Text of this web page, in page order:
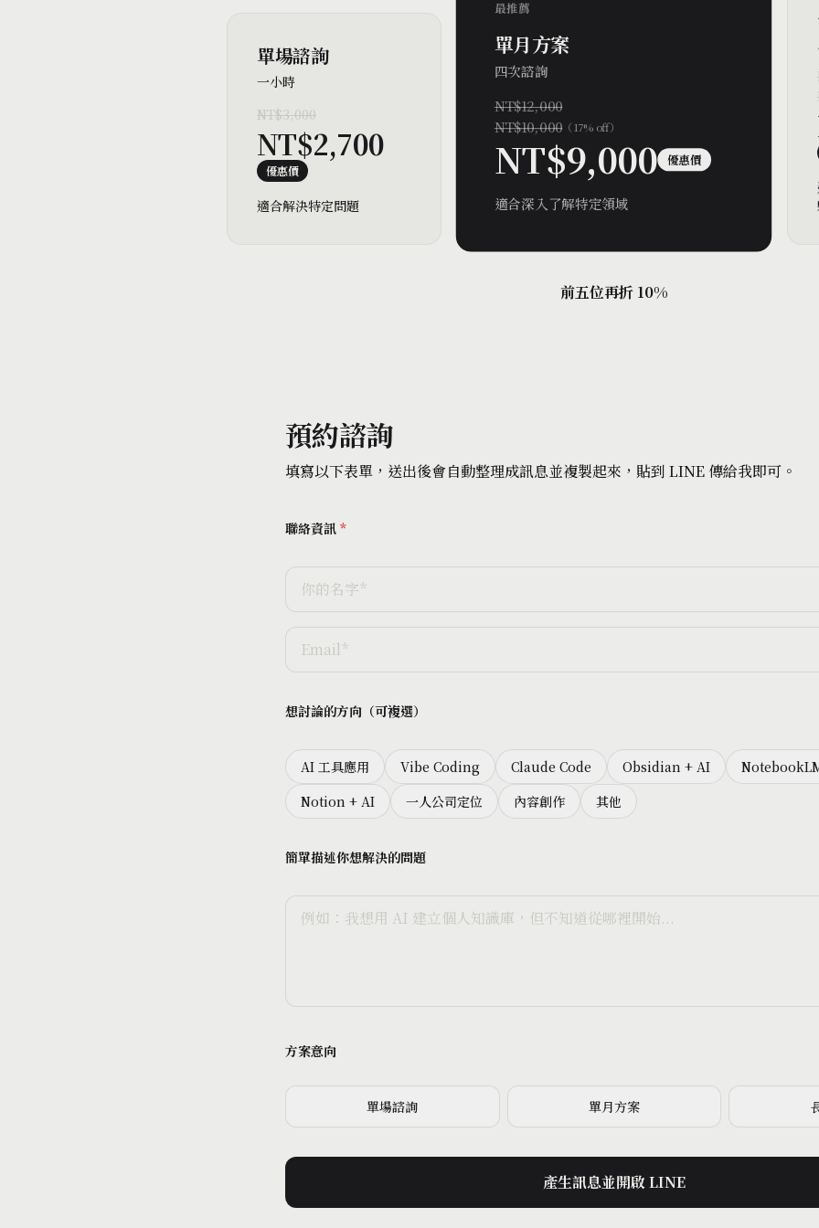
單場諮詢
一小時
NT$3,000
NT$2,700
優惠價
適合解決特定問題
最推薦
單月方案
四次諮詢
NT$12,000
NT$10,000（17% off）
NT$9,000 優惠價
適合深入了解特定領域
前五位再折 10%
預約諮詢
填寫以下表單，送出後會自動整理成訊息並複製起來，貼到 LINE 傳給我即可。
聯絡資訊 *
想討論的方向（可複選）
AI 工具應用 Vibe Coding Claude Code Obsidian + AI
Notion + AI
一人公司定位 內容創作 其他
簡單描述你想解決的問題
方案意向
單場諮詢 單月方案
產生訊息並開啟 LINE